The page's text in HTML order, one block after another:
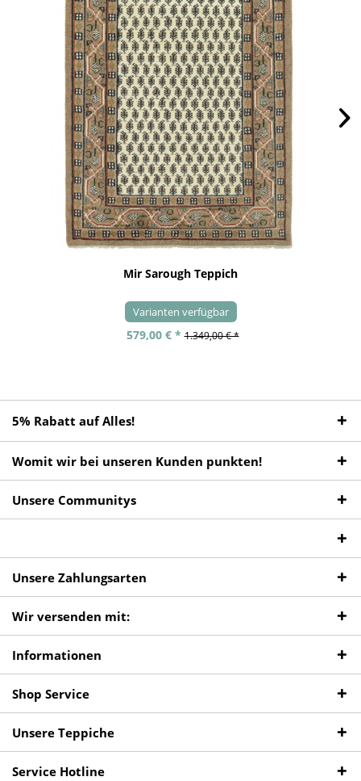
Mir Sarough Teppich
Varianten verfügbar
579,00 € * 1.349,00 € *
5% Rabatt auf Alles!
Womit wir bei unseren Kunden punkten!
Unsere Communitys
Unsere Zahlungsarten
Wir versenden mit:
Informationen
Shop Service
Unsere Teppiche
Service Hotline